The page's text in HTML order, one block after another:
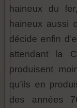
haineux du
haineux aussi
décide enfin
attendant la
produisent
qu’ils en
des années